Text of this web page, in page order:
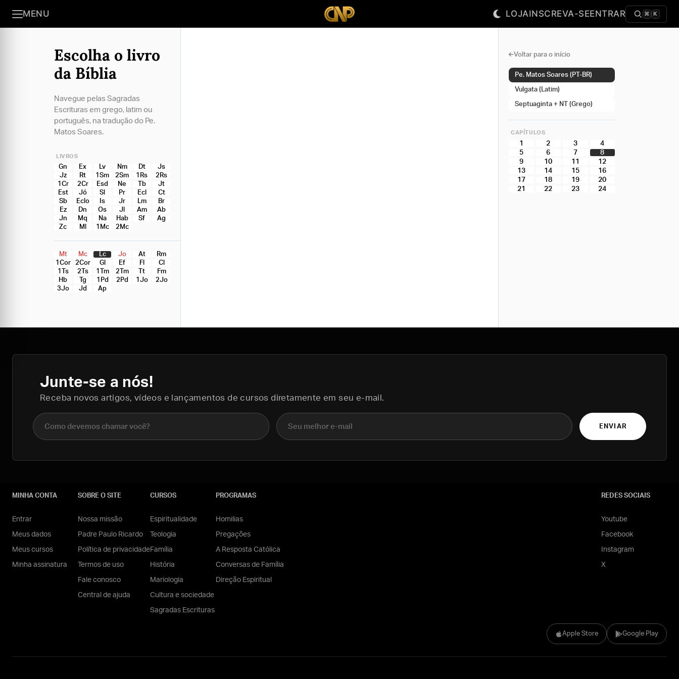
MENU LOJAINSCREVA-SEENTRAR ⌘ K
Escolha o livro
da Bíblia
Navegue pelas Sagradas
Escrituras em grego, latim ou
português, na tradução do Pe.
Matos Soares.
LIVROS
Gn Ex Lv Nm Dt
Js
Jz
Rt 1Sm 2Sm 1Rs
2Rs
1Cr
2Cr Esd Ne Tb
Jt
Est
Jó Sl Pr Ecl
Ct
Sb
Eclo Is Jr Lm
Br
Ez
Dn Os Jl Am
Ab
Jn
Mq Na Hab Sf
Ag
Zc
Ml 1Mc 2Mc
Mt Mc Lc Jo At
Rm
1Cor
2Cor Gl Ef Fl
Cl
1Ts
2Ts 1Tm 2Tm Tt
Fm
Hb
Tg 1Pd 2Pd 1Jo
2Jo
3Jo
Jd Ap
Voltar para o início
Pe. Matos Soares (PT-BR)
Vulgata (Latim)
Septuaginta + NT (Grego)
CAPÍTULOS
1 2 3
4
5
6 7
8
9
10 11
12
13
14 15
16
17
18 19
20
21
22 23 24
Junte-se a nós!
Receba novos artigos, vídeos e lançamentos de cursos diretamente em seu e-mail.
Nome completo E-mail
ENVIAR
Apple Store Google Play
MINHA CONTA
Entrar
Meus dados
Meus cursos
Minha assinatura
SOBRE O SITE
Nossa missão
Padre Paulo Ricardo
Política de privacidade
Termos de uso
Fale conosco
Central de ajuda
CURSOS
Espiritualidade
Teologia
Família
História
Mariologia
Cultura e sociedade
Sagradas Escrituras
PROGRAMAS
Homilias
Pregações
A Resposta Católica
Conversas de Família
Direção Espiritual
REDES SOCIAIS
Youtube
Facebook
Instagram
X